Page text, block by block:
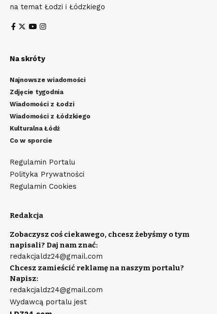
na temat Łodzi i Łódzkiego
Na skróty
Najnowsze wiadomości
Zdjęcie tygodnia
Wiadomości z Łodzi
Wiadomości z Łódzkiego
Kulturalna Łódź
Co w sporcie
Regulamin Portalu
Polityka Prywatności
Regulamin Cookies
Redakcja
Zobaczysz coś ciekawego, chcesz żebyśmy o tym
napisali? Daj nam znać:
redakcjaldz24@gmail.com
Chcesz zamieścić reklamę na naszym portalu?
Napisz:
redakcjaldz24@gmail.com
Wydawcą portalu jest